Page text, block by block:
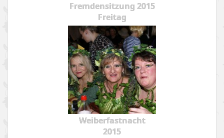
Fremdensitzung 2015
Freitag
Weiberfastnacht
2015